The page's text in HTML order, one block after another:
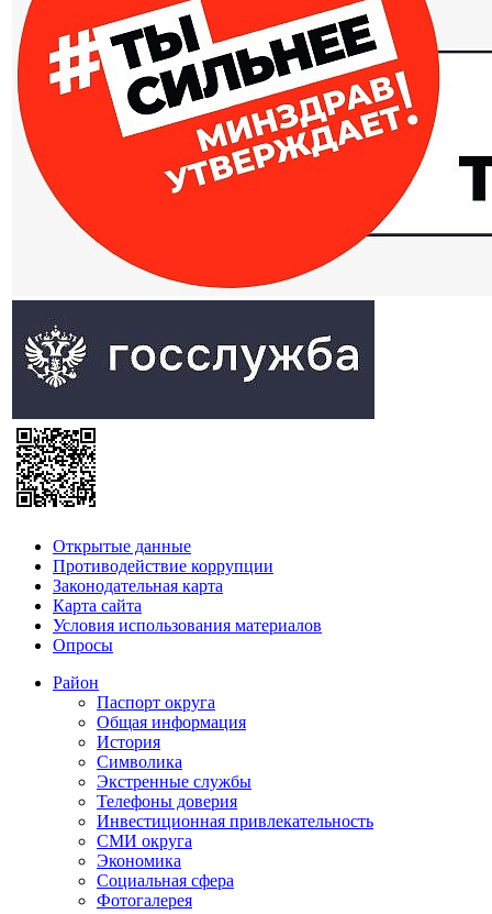
Открытые данные
Противодействие коррупции
Законодательная карта
Карта сайта
Условия использования материалов
Опросы
Район
Паспорт округа
Общая информация
История
Символика
Экстренные службы
Телефоны доверия
Инвестиционная привлекательность
СМИ округа
Экономика
Социальная сфера
Фотогалерея